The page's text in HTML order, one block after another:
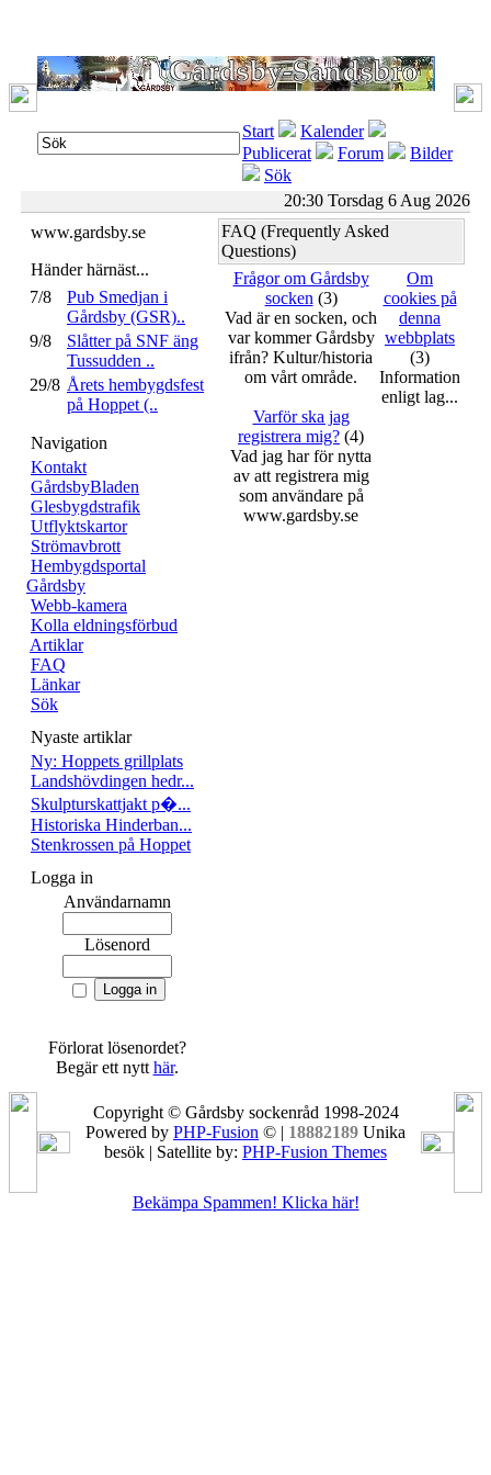
Start
Kalender
Publicerat
Forum
Bilder
Sök
20:30 Torsdag 6 Aug 2026
www.gardsby.se
Händer härnäst...
7/8
Pub Smedjan i
Gårdsby (GSR)..
9/8
Slåtter på SNF äng
Tussudden ..
29/8 Årets hembygdsfest
på Hoppet (..
Navigation
Kontakt
GårdsbyBladen
Glesbygdstrafik
Utflyktskartor
Strömavbrott
Hembygdsportal
Gårdsby
Webb-kamera
Kolla eldningsförbud
Artiklar
FAQ
Länkar
Sök
Nyaste artiklar
Ny: Hoppets grillplats
Landshövdingen hedr...
Skulpturskattjakt p�...
Historiska Hinderban...
Stenkrossen på Hoppet
Logga in
Användarnamn
Lösenord
Förlorat lösenordet?
Begär ett nytt här.
FAQ (Frequently Asked
Questions)
Frågor om Gårdsby
socken (3)
Vad är en socken, och
var kommer Gårdsby
ifrån? Kultur/historia
om vårt område.
Om
cookies på
denna
webbplats
(3)
Information
enligt lag...
Varför ska jag
registrera mig? (4)
Vad jag har för nytta
av att registrera mig
som användare på
www.gardsby.se
Copyright © Gårdsby sockenråd 1998-2024
Powered by PHP-Fusion © | 18882189 Unika
besök | Satellite by: PHP-Fusion Themes
Bekämpa Spammen! Klicka här!